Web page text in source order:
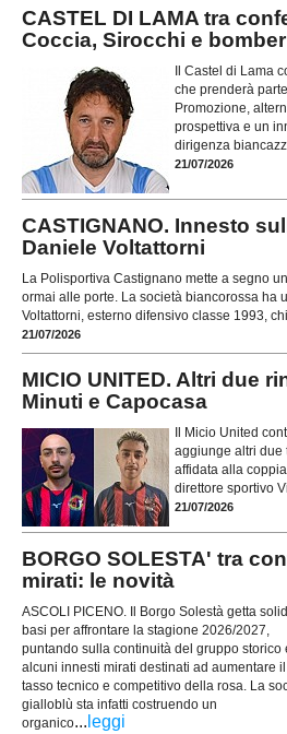
CASTEL DI LAMA tra
Coccia, Sirocchi e
Il Castel di Lama
che prenderà
Promozione,
prospettiva e un
dirigenza
21/07/2026
CASTIGNANO. Innesto
Daniele Voltattorni
La Polisportiva Castignano mette a segno
ormai alle porte. La società biancorossa ha
Voltattorni, esterno difensivo classe 1993,
21/07/2026
MICIO UNITED. Altri due
Minuti e Capocasa
Il Micio United
aggiunge altri due
affidata alla
direttore sportivo
21/07/2026
BORGO SOLESTA' tra
mirati: le novità
ASCOLI PICENO. Il Borgo Solestà getta
basi per affrontare la stagione 2026/2027,
puntando sulla continuità del gruppo storico
alcuni innesti mirati destinati ad aumentare il
tasso tecnico e competitivo della rosa. La
gialloblù sta infatti costruendo un
organico... leggi